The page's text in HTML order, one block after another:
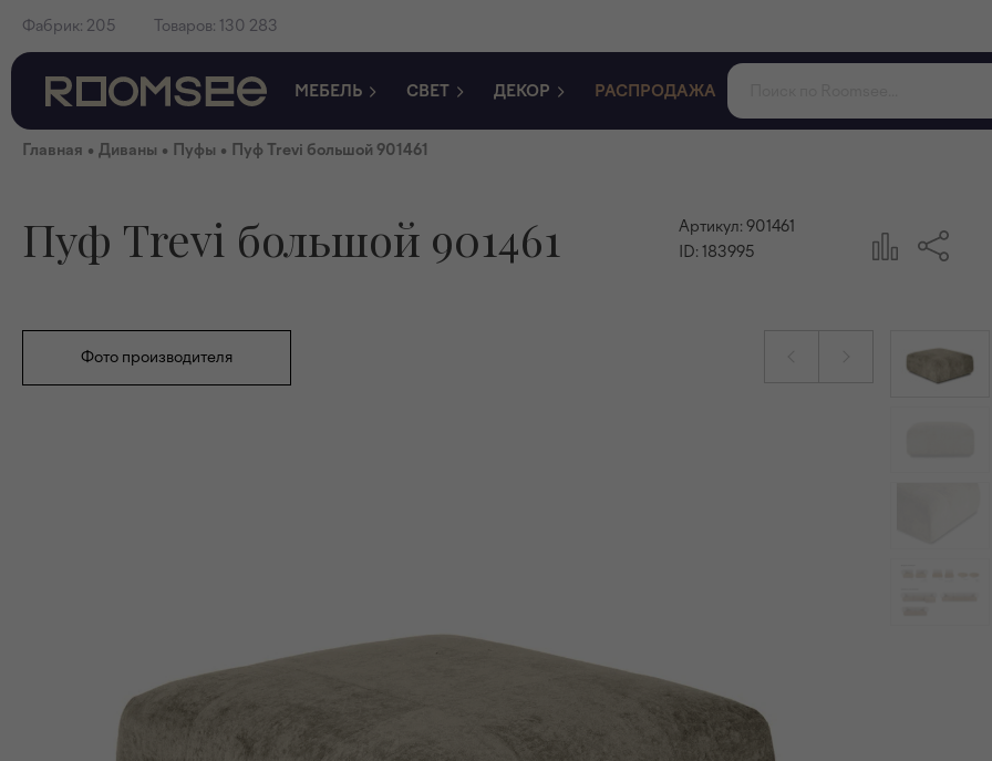
Фабрик: 205 Товаров: 130 283
МЕБЕЛЬ СВЕТ ДЕКОР РАСПРОДАЖА
Главная • Диваны • Пуфы • Пуф Trevi большой 901461
Пуф Trevi большой 901461 Артикул: 901461
ID: 183995
Фото производителя